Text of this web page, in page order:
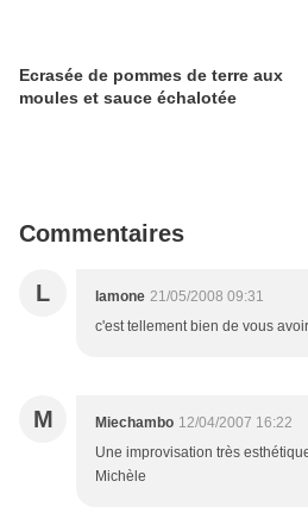
Ecrasée de pommes de terre aux
moules et sauce échalotée
Commentaires
L lamone 21/05/2008 09:31
c'est tellement bien de vous
M Miechambo 12/04/2007 16:22
Une improvisation très
Michèle